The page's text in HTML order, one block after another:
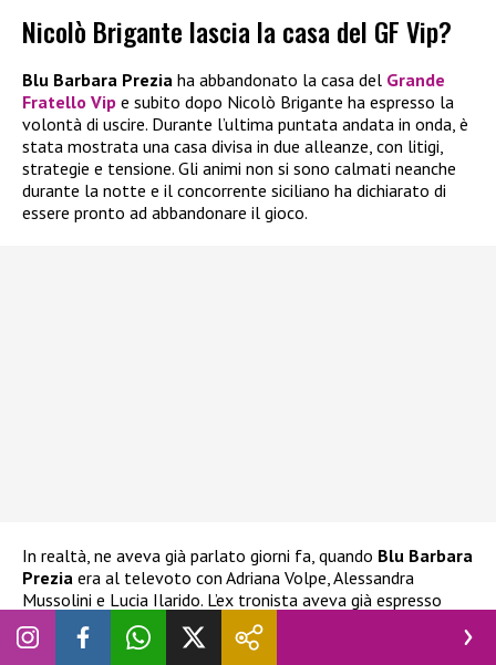
Nicolò Brigante lascia la casa del GF Vip?
Blu Barbara Prezia ha abbandonato la casa del Grande
Fratello Vip e subito dopo Nicolò Brigante ha espresso la
volontà di uscire. Durante l’ultima puntata andata in onda, è
stata mostrata una casa divisa in due alleanze, con litigi,
strategie e tensione. Gli animi non si sono calmati neanche
durante la notte e il concorrente siciliano ha dichiarato di
essere pronto ad abbandonare il gioco.
In realtà, ne aveva già parlato giorni fa, quando Blu Barbara
Prezia era al televoto con Adriana Volpe, Alessandra
Mussolini e Lucia Ilarido. L’ex tronista aveva già espresso
l’intenzione di ritirarsi nel caso Blu fosse stata eliminata.
Ha espresso la stessa decisione anche alla stessa Prezia, che